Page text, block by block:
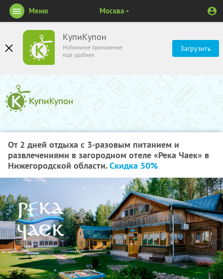
КупиКупон
Мобильное приложение
ещё удобнее
Загрузить
Меню Москва
От 2 дней отдыха с 3-разовым питанием и
развлечениями в загородном отеле «Река Чаек» в
Нижегородской области.Скидка 50%